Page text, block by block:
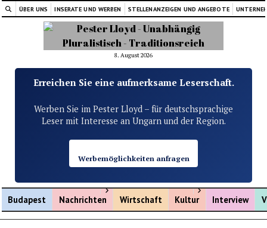
ÜBER UNS INSERATE UND WERBEN STELLENANZEIGEN UND ANGEBOTE
8. August 2026
Erreichen Sie eine aufmerksame Leserschaft.
Werben Sie im Pester Lloyd – für deutschsprachige
Leser mit Interesse an Ungarn und der Region.
Werbemöglichkeiten anfragen
Budapest Nachrichten
Menü öffnen
Wirtschaft Kultur
Menü öffnen
Interview